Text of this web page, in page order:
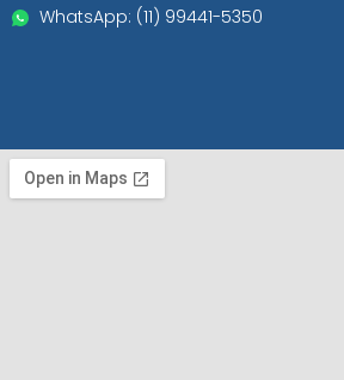
WhatsApp: (11) 99441-5350